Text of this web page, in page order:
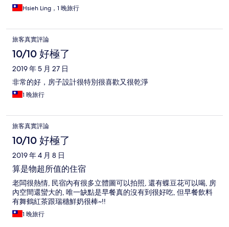
Hsieh Ling，1 晚旅行
旅客真實評論
10/10 好極了
2019 年 5 月 27 日
非常的好，房子設計很特別很喜歡又很乾淨
1 晚旅行
旅客真實評論
10/10 好極了
2019 年 4 月 8 日
算是物超所值的住宿
老闆很熱情, 民宿內有很多立體圖可以拍照, 還有蝶豆花可以喝, 房
內空間還蠻大的, 唯一缺點是早餐真的沒有到很好吃, 但早餐飲料
有舞鶴紅茶跟瑞穗鮮奶很棒~!!
1 晚旅行